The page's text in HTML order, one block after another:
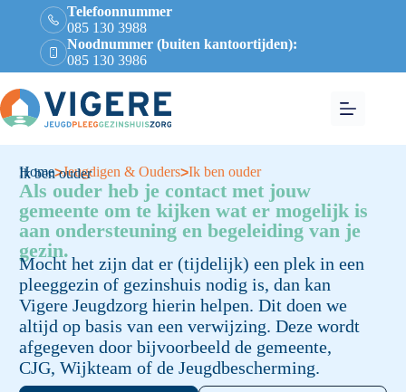
Telefoonnummer
085 130 3988
Noodnummer (buiten kantoortijden):
085 130 3986
Home>Jeugdigen & Ouders>Ik ben ouder
Ik ben ouder
Als ouder heb je contact met jouw
gemeente om te kijken wat er mogelijk is
aan ondersteuning en begeleiding van je
gezin.
Mocht het zijn dat er (tijdelijk) een plek in een
pleeggezin of gezinshuis nodig is, dan kan
Vigere Jeugdzorg hierin helpen. Dit doen we
altijd op basis van een verwijzing. Deze wordt
afgegeven door bijvoorbeeld de gemeente,
CJG, Wijkteam of de Jeugdbescherming.